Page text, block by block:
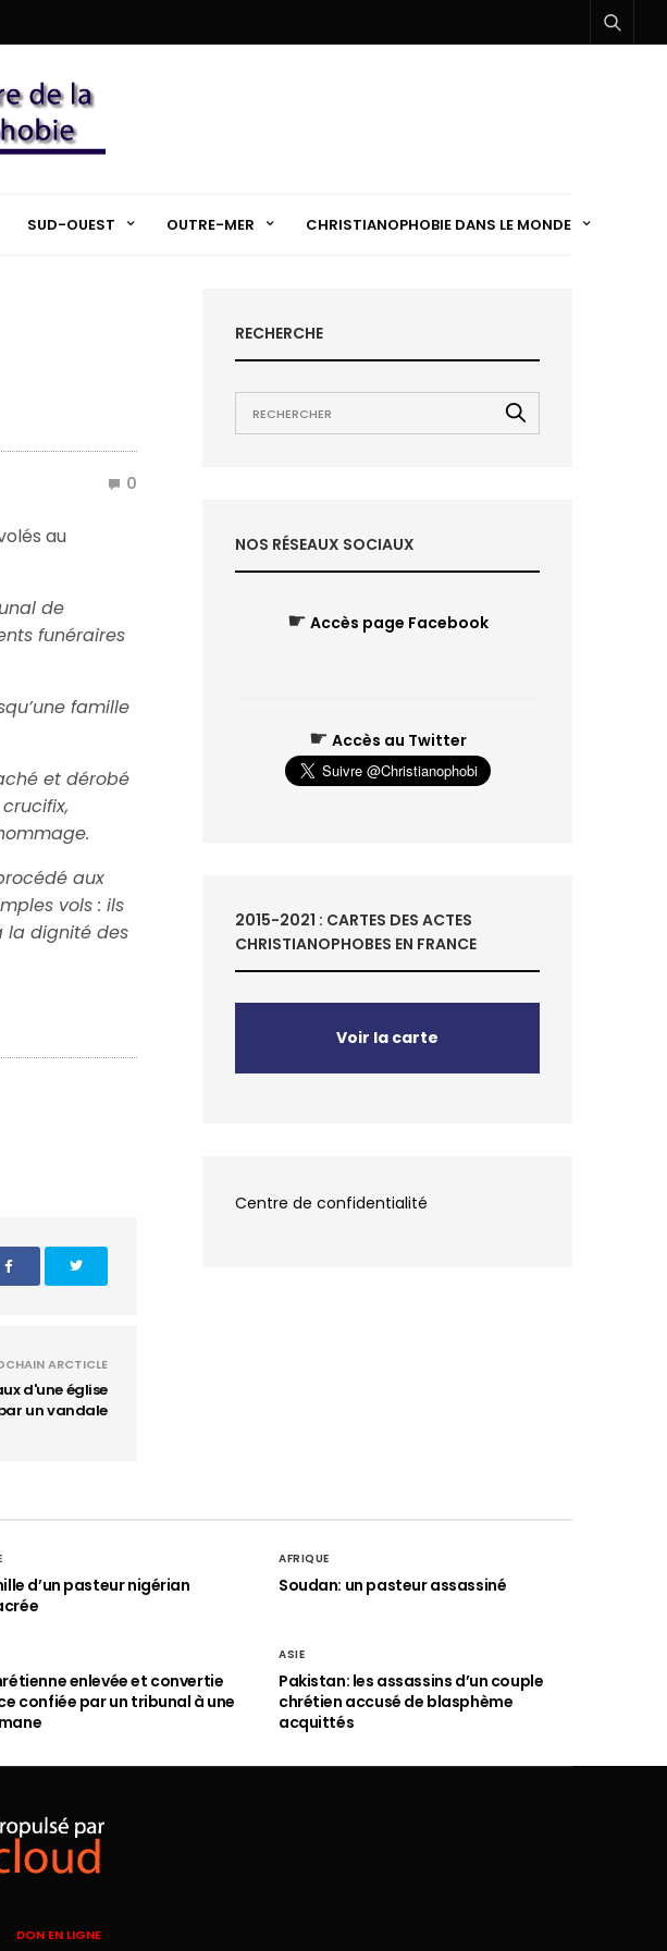
SUD-OUEST OUTRE-MER CHRISTIANOPHOBIE DANS LE MONDE
0
au
de
funéraires
famille
et dérobé
aux
vols : ils
la dignité des
ARCTICLE
d'une église
un vandale
RECHERCHE
NOS RÉSEAUX SOCIAUX
☛ Accès page Facebook
☛ Accès au Twitter
2015-2021 : CARTES DES ACTES
CHRISTIANOPHOBES EN FRANCE
Voir la carte
Centre de confidentialité
d’un pasteur nigérian
AFRIQUE
Soudan: un pasteur assassiné
enlevée et convertie
confiée par un tribunal à une
ASIE
Pakistan: les assassins d’un couple
chrétien accusé de blasphème
acquittés
DON EN LIGNE